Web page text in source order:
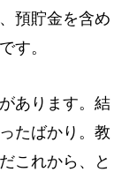
預貯金を含め
す。
あります。結
たばかり。教
これから、と